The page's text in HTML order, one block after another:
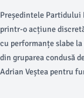
Președintele Partidului
printr-o acțiune
cu performanțe slabe
din gruparea condusă
Adrian Veștea pentru